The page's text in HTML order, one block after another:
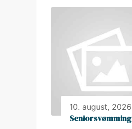
10. august, 2026
Seniorsvømming